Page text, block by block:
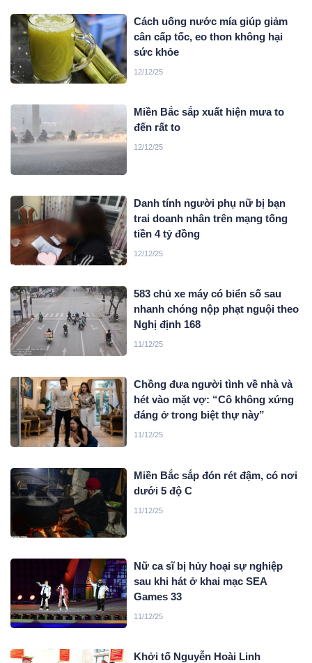
Cách uống nước mía giúp giảm
cân cấp tốc, eo thon không hại
sức khỏe
12/12/25
Miền Bắc sắp xuất hiện mưa to
đến rất to
12/12/25
Danh tính người phụ nữ bị bạn
trai doanh nhân trên mạng tống
tiền 4 tỷ đồng
12/12/25
583 chủ xe máy có biển số sau
nhanh chóng nộp phạt nguội theo
Nghị định 168
11/12/25
Chồng đưa người tình về nhà và
hét vào mặt vợ: “Cô không xứng
đáng ở trong biệt thự này”
11/12/25
Miền Bắc sắp đón rét đậm, có nơi
dưới 5 độ C
11/12/25
Nữ ca sĩ bị hủy hoại sự nghiệp
sau khi hát ở khai mạc SEA
Games 33
11/12/25
Khởi tố Nguyễn Hoài Linh